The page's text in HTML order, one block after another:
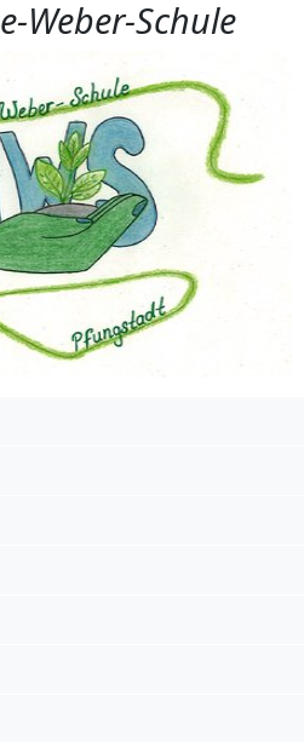
Weber-Schule